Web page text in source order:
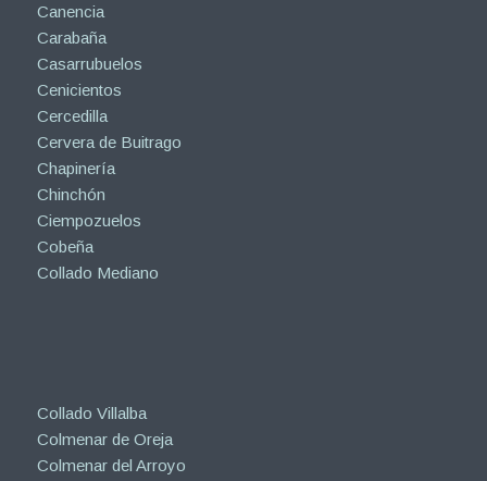
Canencia
Carabaña
Casarrubuelos
Cenicientos
Cercedilla
Cervera de Buitrago
Chapinería
Chinchón
Ciempozuelos
Cobeña
Collado Mediano
Collado Villalba
Colmenar de Oreja
Colmenar del Arroyo